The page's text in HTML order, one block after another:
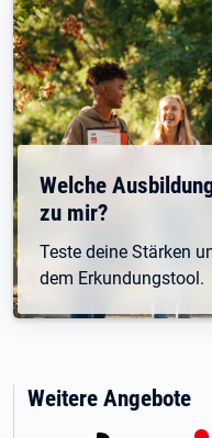
Welche
zu mir?
Teste deine Stärken
dem Erkundungstool.
Weitere Angebote